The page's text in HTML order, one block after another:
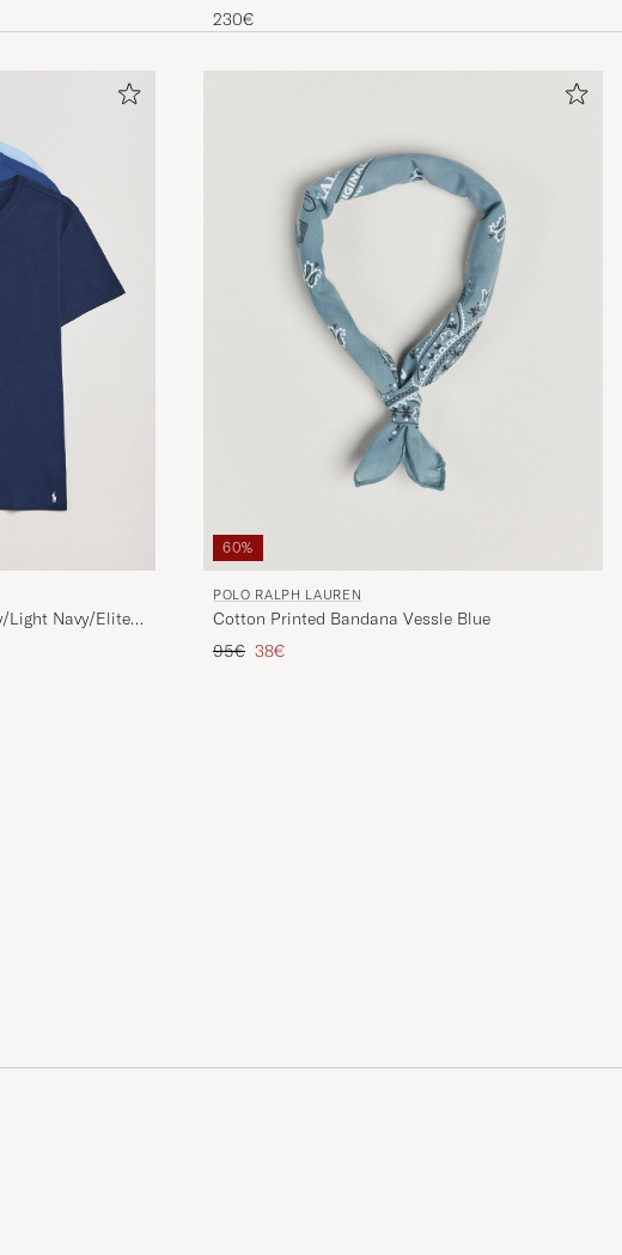
230€
Light Navy/Elite
60%
POLO RALPH LAUREN
Cotton Printed Bandana Vessle Blue
Prezzo ordinario
95€ Prezzo ridotto
38€